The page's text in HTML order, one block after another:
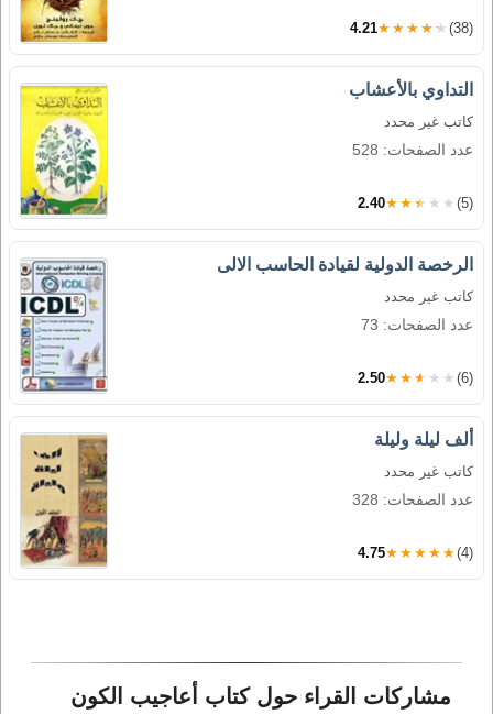
4.21★★★★★ (38)
التداوي بالأعشاب
كاتب غير محدد
عدد الصفحات: 528
2.40★★★★★ (5)
الرخصة الدولية لقيادة الحاسب الالى
كاتب غير محدد
عدد الصفحات: 73
2.50★★★★★ (6)
ألف ليلة وليلة
كاتب غير محدد
عدد الصفحات: 328
4.75★★★★★ (4)
مشاركات القراء حول كتاب أعاجيب الكون